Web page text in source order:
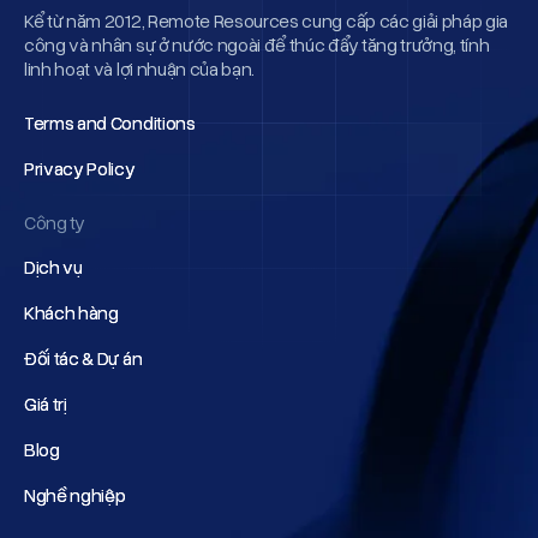
Kể từ năm 2012, Remote Resources cung cấp các giải pháp gia
công và nhân sự ở nước ngoài để thúc đẩy tăng trưởng, tính
linh hoạt và lợi nhuận của bạn.
Terms and Conditions
Terms and Conditions
Privacy Policy
Privacy Policy
Công ty
Dịch vụ
Dịch vụ
Khách hàng
Khách hàng
Đối tác & Dự án
Đối tác & Dự án
Giá trị
Giá trị
Blog
Blog
Nghề nghiệp
Nghề nghiệp